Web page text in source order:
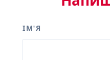
ІМ'Я